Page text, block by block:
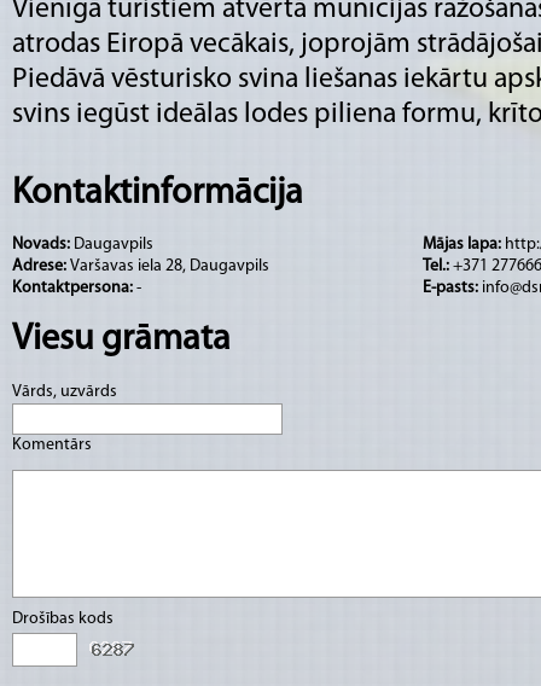
Vienīgā tūristiem atvērtā munīcijas
atrodas Eiropā vecākais, joprojām
Piedāvā vēsturisko svina liešanas iekārtu
svins iegūst ideālas lodes piliena formu,
Medību munīcijas vēsturiskā ekspozīcija.
interesentiem ir iespēja izmēģināt
Piezīme: ekskursijas ražošanas zonā
izpildes laikā.
Adrese: Varšavas 28, Daugavpils
E-pasts: info@dsr.lv
Telefons: 27766655
www.dsr.lv
Kontaktinformācija
Novads: Daugavpils
Adrese: Varšavas iela 28, Daugavpils
Kontaktpersona: -
Mājas lapa:
Tel.: +371
E-pasts:
Viesu grāmata
Vārds, uzvārds
Komentārs
Drošības kods